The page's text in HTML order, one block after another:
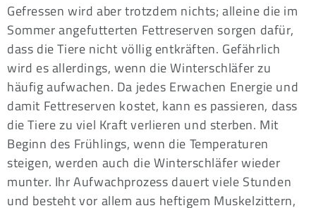
Gefressen wird aber trotzdem nichts; alleine die im
Sommer angefutterten Fettreserven sorgen dafür,
dass die Tiere nicht völlig entkräften. Gefährlich
wird es allerdings, wenn die Winterschläfer zu
häufig aufwachen. Da jedes Erwachen Energie und
damit Fettreserven kostet, kann es passieren, dass
die Tiere zu viel Kraft verlieren und sterben. Mit
Beginn des Frühlings, wenn die Temperaturen
steigen, werden auch die Winterschläfer wieder
munter. Ihr Aufwachprozess dauert viele Stunden
und besteht vor allem aus heftigem Muskelzittern,